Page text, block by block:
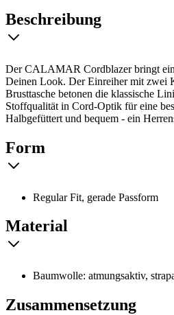
Beschreibung
Der CALAMAR Cordblazer bringt
Deinen Look. Der Einreiher mit zwei
Brusttasche betonen die klassische
Stoffqualität in Cord-Optik für eine
Halbgefüttert und bequem - ein
Form
Regular Fit, gerade Passform
Material
Baumwolle: atmungsaktiv,
Zusammensetzung